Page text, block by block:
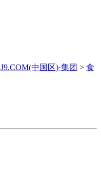
J9.COM(中国区)·集团 > 食